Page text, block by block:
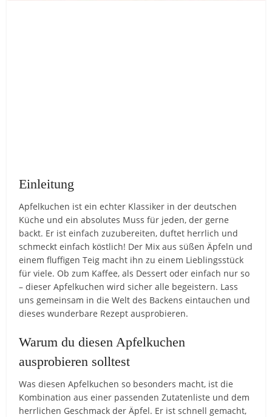
Einleitung
Apfelkuchen ist ein echter Klassiker in der deutschen
Küche und ein absolutes Muss für jeden, der gerne
backt. Er ist einfach zuzubereiten, duftet herrlich und
schmeckt einfach köstlich! Der Mix aus süßen Äpfeln und
einem fluffigen Teig macht ihn zu einem Lieblingsstück
für viele. Ob zum Kaffee, als Dessert oder einfach nur so
– dieser Apfelkuchen wird sicher alle begeistern. Lass
uns gemeinsam in die Welt des Backens eintauchen und
dieses wunderbare Rezept ausprobieren.
Warum du diesen Apfelkuchen
ausprobieren solltest
Was diesen Apfelkuchen so besonders macht, ist die
Kombination aus einer passenden Zutatenliste und dem
herrlichen Geschmack der Äpfel. Er ist schnell gemacht,